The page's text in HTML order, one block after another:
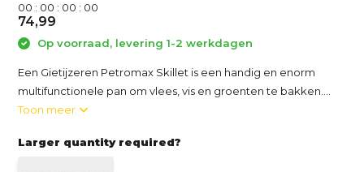
00 : 00 : 00 : 00
74,99
Op voorraad, levering 1-2 werkdagen
Een Gietijzeren Petromax Skillet is een handig en enorm
multifunctionele pan om vlees, vis en groenten te bakken....
Toon meer
Larger quantity required?